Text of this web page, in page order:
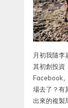
月初我隨李
其初創投資
Facebook
場去了？有
出來的複製